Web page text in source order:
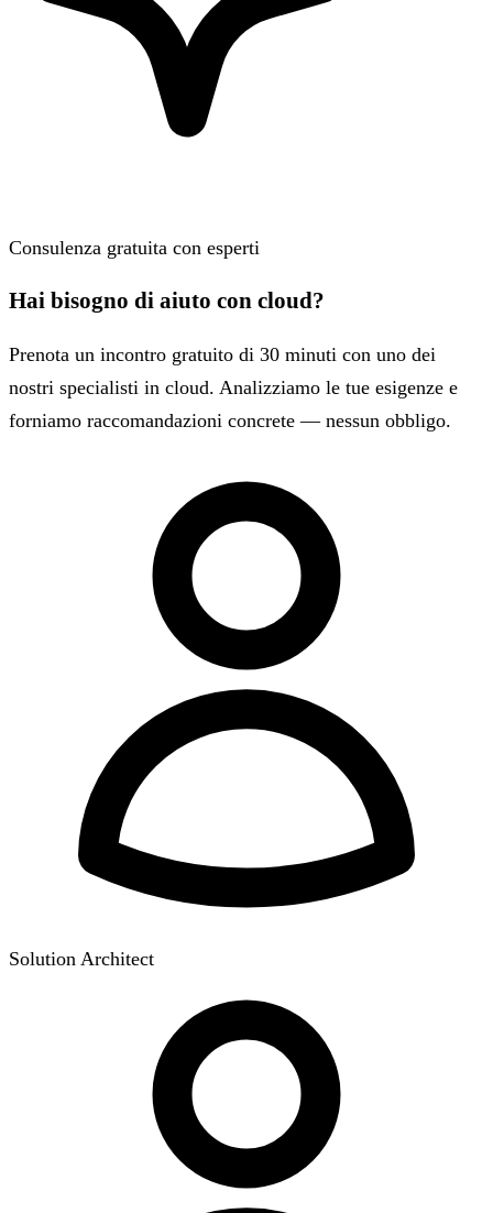
Consulenza gratuita con esperti
Hai bisogno di aiuto con cloud?
Prenota un incontro gratuito di 30 minuti con uno dei
nostri specialisti in cloud. Analizziamo le tue esigenze e
forniamo raccomandazioni concrete — nessun obbligo.
Solution Architect